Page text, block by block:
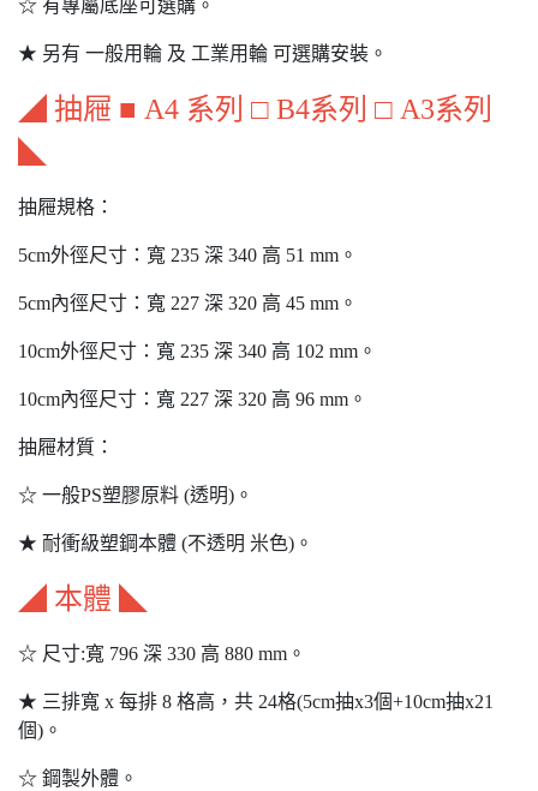
☆ 有專屬底座可選購。
★ 另有 一般用輪 及 工業用輪 可選購安裝。
◢ 抽屜 ■ A4 系列 □ B4系列 □ A3系列
◣
抽屜規格：
5cm外徑尺寸：寬 235 深 340 高 51 mm。
5cm內徑尺寸：寬 227 深 320 高 45 mm。
10cm外徑尺寸：寬 235 深 340 高 102 mm。
10cm內徑尺寸：寬 227 深 320 高 96 mm。
抽屜材質：
☆ 一般PS塑膠原料 (透明)。
★ 耐衝級塑鋼本體 (不透明 米色)。
◢ 本體 ◣
☆ 尺寸:寬 796 深 330 高 880 mm。
★ 三排寬 x 每排 8 格高，共 24格(5cm抽x3個+10cm抽x21
個)。
☆ 鋼製外體。